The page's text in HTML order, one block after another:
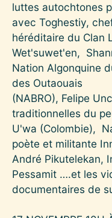
luttes autochtones
avec Toghestiy,
héréditaire du Clan
Wet'suwet'en,
Nation Algonquine
des Outaouais
(NABRO), Felipe
traditionnelles du
U'wa (Colombie),
poète et militante
André Pikutelekan,
Pessamit ….et les
documentaires de